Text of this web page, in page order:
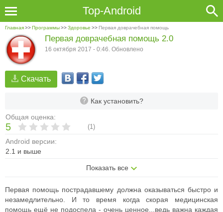
Top-Android
Главная>>Программы>>Здоровье >> Первая доврачебная помощь
Скачать
Как установить?
Общая оценка:
5 (1)
Android версии:
2.1 и выше
Показать все
Первая доврачебная помощь 2.0
16 октября 2017 - 0:46. Обновлено
Первая помощь пострадавшему должна оказываться быстро и
незамедлительно. И то время когда скорая медицинская
помощь ещё не подоспела - очень ценное...ведь важна каждая